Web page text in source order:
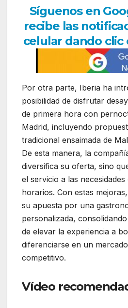
Síguenos en
recibe las
celular dando clic
Por otra parte, Iberia ha
posibilidad de disfrutar
de primera hora con
Madrid, incluyendo
tradicional ensaimada de
De esta manera, la
diversifica su oferta, sino
el servicio a las necesidades
horarios. Con estas
su apuesta por una
personalizada,
de elevar la experiencia a
diferenciarse en un
competitivo.
Vídeo